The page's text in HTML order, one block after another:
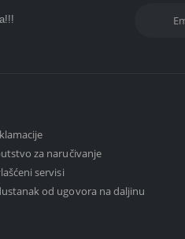
za naručivanje
servisi
od ugovora na daljinu